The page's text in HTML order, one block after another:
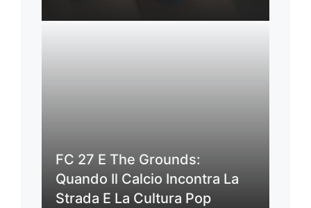
FC 27 E The Grounds:
Quando Il Calcio Incontra La
Strada E La Cultura Pop